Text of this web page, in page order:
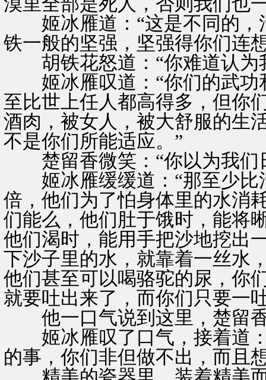
姬冰雁道：“这是不同的，
铁一般的坚强，坚强得你们
胡铁花怒道：“你难道认为
姬冰雁叹道：“你们的武功
至比世上任人都高得多，但你
酒肉，被女人，被大舒服的生
不是你们所能适应。”
楚留香微笑：“你以为我们
姬冰雁缓缓道：“那至少比
倍，他们为了怕身体里的水消
们能么，他们肚于饿时，能将
他们渴时，能用手把沙地挖出
下沙子里的水，就靠着一丝水
他们甚至可以喝骆驼的尿，你
就要吐出来了，而你们只要一
他一口气说到这里，楚留香
姬冰雁叹了口气，接着道：
的事，你们非但做不出，而且